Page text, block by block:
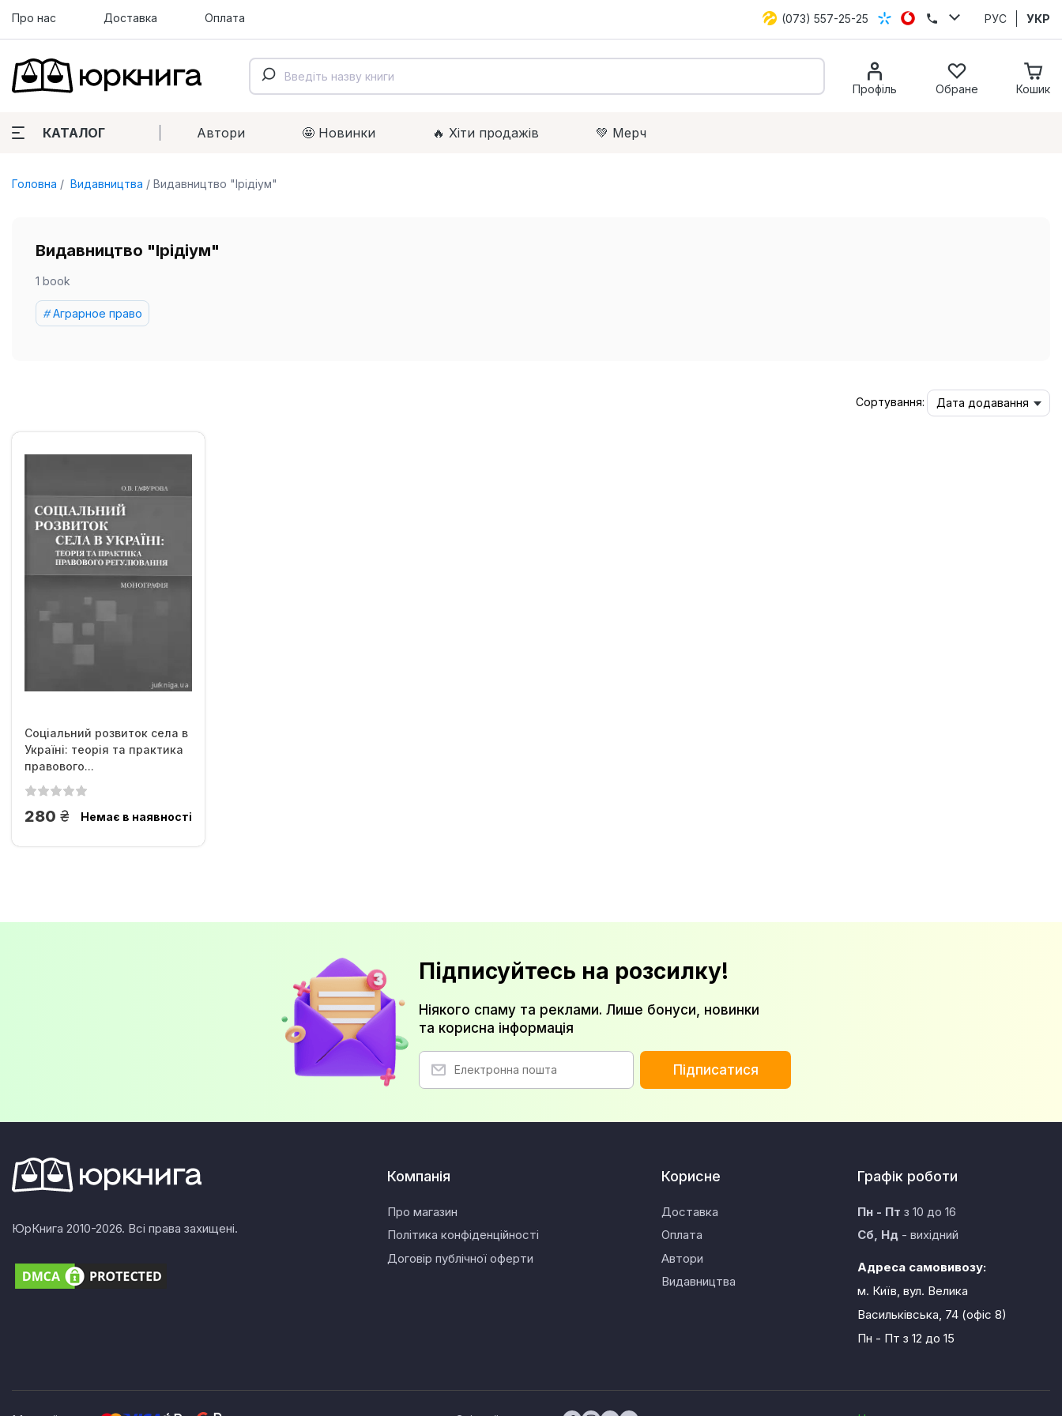
Про нас Доставка Оплата (073) 557-25-25 РУС УКР
Профіль Обране Кошик
КАТАЛОГ Автори 🤩 Новинки 🔥 Xіти продажів 💚 Мерч
Головна Видавництва Видавництво "Ірідіум"
Видавництво "Ірідіум"
1 book
Аграрное право
Сортування: Дата додавання
Соціальний розвиток села в
Україні: теорія та практика
правового...
280 грн.Немає в наявності
Підписуйтесь на розсилку!
Ніякого спаму та реклами. Лише бонуси, новинки
та корисна інформація
Підписатися
ЮрКнига 2010-2026. Всі права захищені.
Компанія
Про магазин
Політика конфіденційності
Договір публічної оферти
Корисне
Доставка
Оплата
Автори
Видавництва
Графік роботи
Пн - Пт з 10 до 16
Сб, Нд- вихідний
Адреса самовивозу:
м. Київ, вул. Велика
Васильківська, 74 (офіс 8)
Пн - Пт з 12 до 15